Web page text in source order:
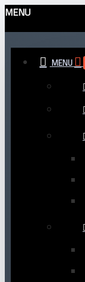
MENU
MENU